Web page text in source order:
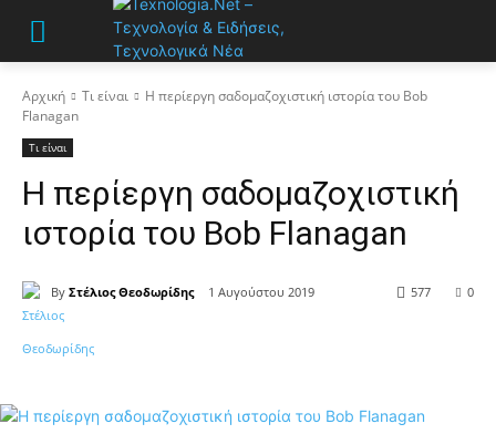
Αρχική Τι είναι
Η περίεργη σαδομαζοχιστική ιστορία του Bob
Flanagan
Τι είναι
Η περίεργη σαδομαζοχιστική
ιστορία του Bob Flanagan
By Στέλιος Θεοδωρίδης 1 Αυγούστου 2019 0
577